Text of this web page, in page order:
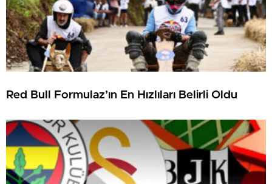
Red Bull Formulaz’ın En Hızlıları Belirli Oldu